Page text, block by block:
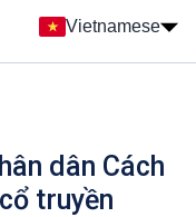
Vietnamese
dân Cách
truyền